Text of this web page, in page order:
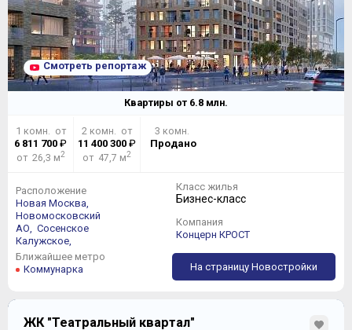
Смотреть репортаж
Квартиры от 6.8 млн.
1 комн. от
6 811 700 ₽
от 26,3 м2
2 комн. от
11 400 300 ₽
от 47,7 м2
3 комн.
Продано
Расположение
Новая Москва,
Новомосковский
АО, Сосенское
Калужское,
Ближайшее метро
Коммунарка
Класс жилья
Бизнес-класс
Компания
Концерн КРОСТ
На страницу Новостройки
ЖК "Театральный квартал"